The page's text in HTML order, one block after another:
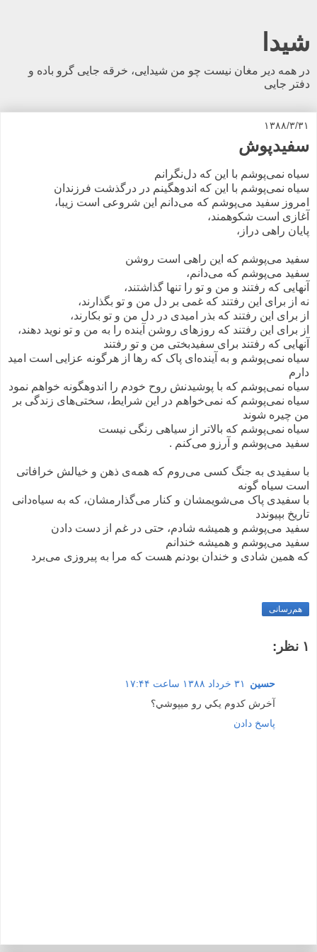
شیدا
در همه دیر مغان نیست چو من شیدایی، خرقه جایی گرو باده و
دفتر جایی
۱۳۸۸/۳/۳۱
سفیدپوش
سیاه نمی‌پوشم با این که دل‌نگرانم
سیاه نمی‌پوشم با این که اندوهگینم در درگذشت فرزندان
امروز سفید می‌پوشم که می‌دانم این شروعی است زیبا،
آغازی است شکوهمند،
پایان راهی دراز،
سفید می‌پوشم که این راهی است روشن
سفید می‌پوشم که می‌دانم،
آنهایی که رفتند و من و تو را تنها گذاشتند،
نه از برای این رفتند که غمی بر دل من و تو بگذارند،
از برای این رفتند که بذر امیدی در دل من و تو بکارند،
از برای این رفتند که روزهای روشن آینده را به من و تو نوید دهند،
آنهایی که رفتند برای سفیدبختی من و تو رفتند
سیاه نمی‌پوشم و به آینده‌ای پاک که رها از هرگونه عزایی است امید
دارم
سیاه نمی‌پوشم که با پوشیدنش روح خودم را اندوهگونه خواهم نمود
سیاه نمی‌پوشم که نمی‌خواهم در این شرایط، سختی‌های زندگی بر
من چیره شوند
سیاه نمی‌پوشم که بالاتر از سیاهی رنگی نیست
سفید می‌پوشم و آرزو می‌کنم .
با سفیدی به جنگ کسی می‌روم که همه‌ی ذهن و خیالش خرافاتی
است سیاه گونه
با سفیدی پاک می‌شویمشان و کنار می‌گذارمشان، که به سیاه‌دانی
تاریخ بپیوندد
سفید می‌پوشم و همیشه شادم، حتی در غم از دست دادن
سفید می‌پوشم و همیشه خندانم
که همین شادی و خندان بودنم هست که مرا به پیروزی می‌برد
هم‌رسانی
۱ نظر:
حسين
۳۱ خرداد ۱۳۸۸ ساعت ۱۷:۴۴
آخرش كدوم يكي رو ميپوشي؟
پاسخ دادن